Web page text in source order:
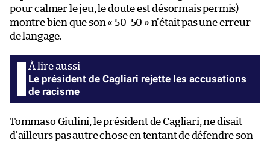
pour calmer le jeu, le doute est désormais permis)
montre bien que son « 50-50 » n’était pas une erreur
de langage.
Le président de Cagliari rejette les accusations
de racisme
Tommaso Giulini, le président de Cagliari, ne disait
d’ailleurs pas autre chose en tentant de défendre son